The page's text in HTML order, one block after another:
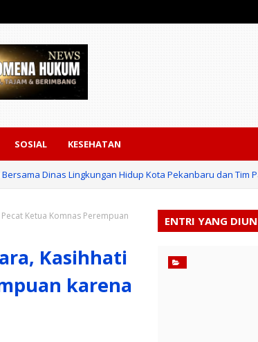
SOSIAL KESEHATAN
Dinas Lingkungan Hidup Kota Pekanbaru dan Tim
Ketua Komnas Perempuan
Kasihhati
karena
ENTRI YANG